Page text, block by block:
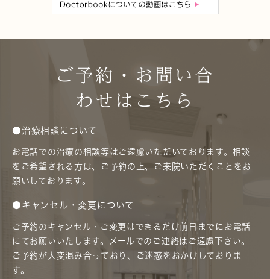
ご予約・お問い合
わせはこちら
●治療相談について
お電話での治療の相談等はご遠慮いただいております。相談
をご希望される方は、ご予約の上、ご来院いただくことをお
願いしております。
●キャンセル・変更について
ご予約のキャンセル・ご変更はできるだけ前日までにお電話
にてお願いいたします。メールでのご連絡はご遠慮下さい。
ご予約が大変混み合っており、ご迷惑をおかけしておりま
す。